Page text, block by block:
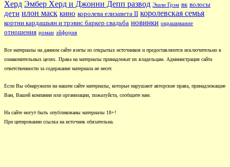
Херд Эмбер Херд и Джонни Депп развод Эшли Грэм вк волосы
дети илон маск кино королева елизавета II королевская семья
кортни кардашьян и трэвис баркер свадьба новинки окрашивание
отношения роман эйфория
Все материалы на данном сайте взяты из открытых источников и предоставляются исключительно в
ознакомительных целях. Права на материалы принадлежат их владельцам. Администрация сайта
ответственности за содержание материала не несет.
Если Вы обнаружили на нашем сайте материалы, которые нарушают авторские права, принадлежащие
Вам, Вашей компании или организации, пожалуйста, сообщите нам.
На сайте могут быть опубликованы материалы 18+!
При цитировании ссылка на источник обязательна.